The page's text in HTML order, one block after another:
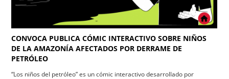
CONVOCA PUBLICA CÓMIC INTERACTIVO SOBRE NIÑOS
DE LA AMAZONÍA AFECTADOS POR DERRAME DE
PETRÓLEO
“Los niños del petróleo” es un cómic interactivo desarrollado por